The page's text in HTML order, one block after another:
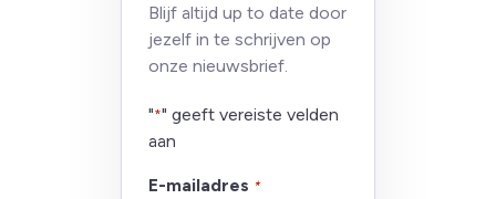
Blijf altijd up to date door
jezelf in te schrijven op
onze nieuwsbrief.
"*" geeft vereiste velden
aan
E-mailadres *